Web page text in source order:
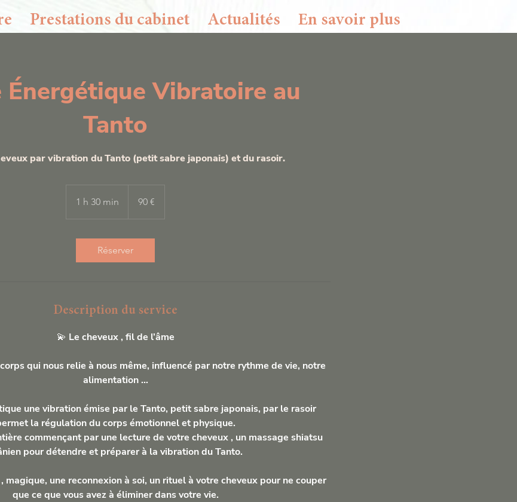
Prestations du cabinet Actualités En savoir plus
jours ou horaires que ceux proposés, merci de me contacter.
Énergétique Vibratoire au
Tanto
par vibration du Tanto (petit sabre japonais) et du rasoir.
1 h 30 min 90 €
Réserver
Description du service
💫 Le cheveux , fil de l’âme
qui nous relie à nous même, influencé par notre rythme de vie, notre
alimentation …
une vibration émise par le Tanto, petit sabre japonais, par le rasoir
la régulation du corps émotionnel et physique.
commençant par une lecture de votre cheveux , un massage shiatsu
pour détendre et préparer à la vibration du Tanto.
magique, une reconnexion à soi, un rituel à votre cheveux pour ne couper
que ce que vous avez à éliminer dans votre vie.